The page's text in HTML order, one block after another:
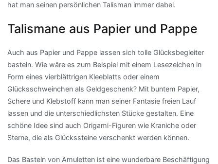
hat man seinen persönlichen Talisman immer dabei.
Talismane aus Papier und Pappe
Auch aus Papier und Pappe lassen sich tolle Glücksbegleiter
basteln. Wie wäre es zum Beispiel mit einem Lesezeichen in
Form eines vierblättrigen Kleeblatts oder einem
Glücksschweinchen als Geldgeschenk? Mit buntem Papier,
Schere und Klebstoff kann man seiner Fantasie freien Lauf
lassen und die unterschiedlichsten Stücke gestalten. Eine
schöne Idee sind auch Origami-Figuren wie Kraniche oder
Sterne, die als Glückssteine verschenkt werden können.
Das Basteln von Amuletten ist eine wunderbare Beschäftigung